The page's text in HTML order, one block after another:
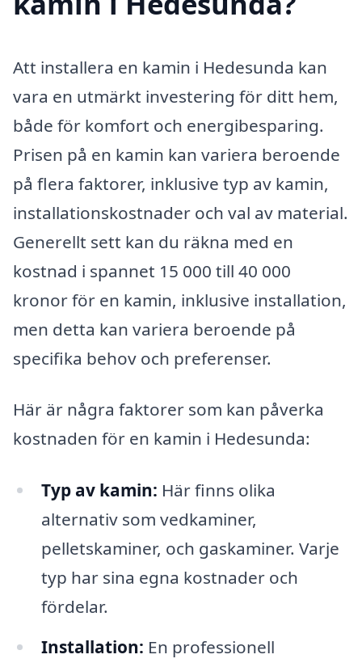
Att installera en kamin i Hedesunda kan
vara en utmärkt investering för ditt hem,
både för komfort och energibesparing.
Prisen på en kamin kan variera beroende
på flera faktorer, inklusive typ av kamin,
installationskostnader och val av material.
Generellt sett kan du räkna med en
kostnad i spannet 15 000 till 40 000
kronor för en kamin, inklusive installation,
men detta kan variera beroende på
specifika behov och preferenser.
Här är några faktorer som kan påverka
kostnaden för en kamin i Hedesunda:
Typ av kamin: Här finns olika
alternativ som vedkaminer,
pelletskaminer, och gaskaminer. Varje
typ har sina egna kostnader och
fördelar.
Installation: En professionell